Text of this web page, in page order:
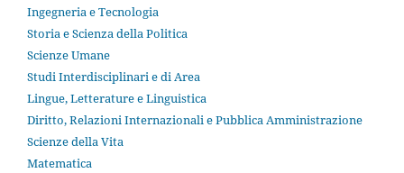
Ingegneria e Tecnologia
Storia e Scienza della Politica
Scienze Umane
Studi Interdisciplinari e di Area
Lingue, Letterature e Linguistica
Diritto, Relazioni Internazionali e Pubblica Amministrazione
Scienze della Vita
Matematica